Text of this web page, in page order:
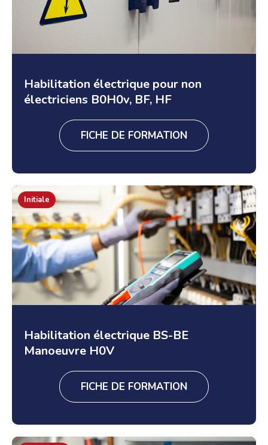
Habilitation électrique pour non
électriciens B0H0v, BF, HF
FICHE DE FORMATION
Initiale
Habilitation électrique BS-BE
Manoeuvre H0V
FICHE DE FORMATION